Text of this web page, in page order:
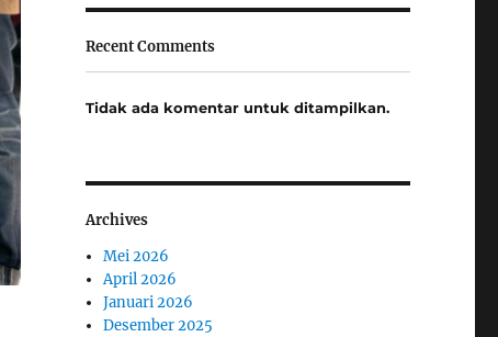
Recent Comments
Tidak ada komentar untuk ditampilkan.
Archives
Mei 2026
April 2026
Januari 2026
Desember 2025